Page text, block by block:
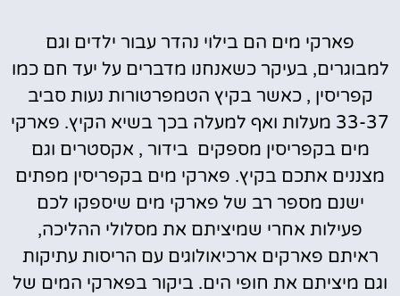
פארקי מים הם בילוי נהדר עבור ילדים וגם
למבוגרים, בעיקר כשאנחנו מדברים על יעד חם כמו
קפריסין , כאשר בקיץ הטמפרטורות נעות סביב
33-37 מעלות ואף למעלה בכך בשיא הקיץ. פארקי
מים בקפריסין מספקים בידור , אקסטרים וגם
מצננים אתכם בקיץ. פארקי מים בקפריסין מפתים
ישנם מספר רב של פארקי מים שיספקו לכם
פעילות אחרי שמיציתם את מסלולי ההליכה,
ראיתם פארקים ארכיאולוגים עם הריסות עתיקות
וגם מיציתם את חופי הים. ביקור בפארקי המים של